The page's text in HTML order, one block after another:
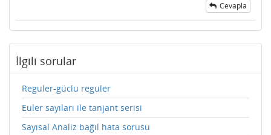
Cevapla
İlgili sorular
Reguler-güclu reguler
Euler sayıları ile tanjant serisi
Sayısal Analiz bağıl hata sorusu